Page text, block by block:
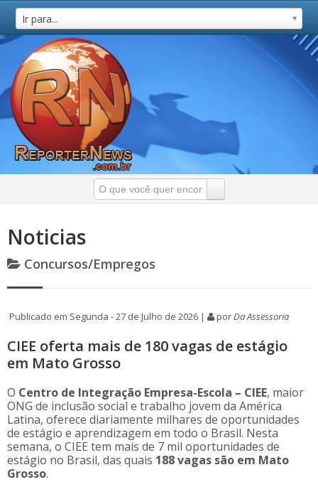
Ir para...
Noticias
Concursos/Empregos
Publicado em Segunda - 27 de Julho de 2026 | porDa Assessoria
CIEE oferta mais de 180 vagas de estágio
em Mato Grosso
O Centro de Integração Empresa-Escola – CIEE, maior
ONG de inclusão social e trabalho jovem da América
Latina, oferece diariamente milhares de oportunidades
de estágio e aprendizagem em todo o Brasil. Nesta
semana, o CIEE tem mais de 7 mil oportunidades de
estágio no Brasil, das quais 188 vagas são em Mato
Grosso.